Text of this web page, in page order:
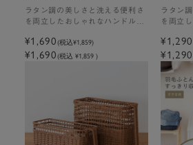
ド｜W22.5×D29×H20c
m
ラタン調の美しさと洗える便利さ
を両立したおしゃれなハンドル付
¥1,690(税込¥1,859)
¥1,690(税込 ¥1,859 )
ラタン
を両立
¥1,290
¥1,290